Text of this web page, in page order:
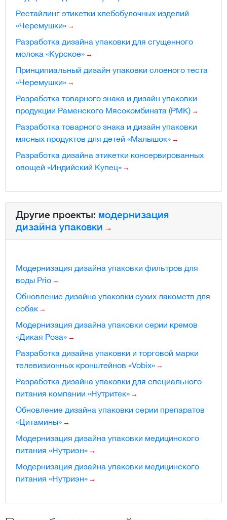
Рестайлинг этикетки хлебобулочных изделий
«Черемушки»
Разработка дизайна упаковки для сгущенного
молока «Курское»
Принципиальный дизайн упаковки слоеного теста
«Черемушки»
Разработка товарного знака и дизайн упаковки
продукции Раменского Мясокомбината (РМК)
Разработка товарного знака и дизайн упаковки
мясных продуктов для детей «Малышок»
Разработка дизайна этикетки консервированных
овощей «Индийский Купец»
Другие проекты: модернизация
дизайна упаковки
Модернизация дизайна упаковки фильтров для
воды Prio
Обновление дизайна упаковки сухих лакомств для
собак
Модернизация дизайна упаковки серии кремов
«Дикая Роза»
Разработка дизайна упаковки и торговой марки
телевизионных кронштейнов «Vobix»
Разработка дизайна упаковки для специального
питания компании «Нутритек»
Обновление дизайна упаковки серии препаратов
«Цитамины»
Модернизация дизайна упаковки медицинского
питания «Нутриэн»
Модернизация дизайна упаковки медицинского
питания «Нутриэн»